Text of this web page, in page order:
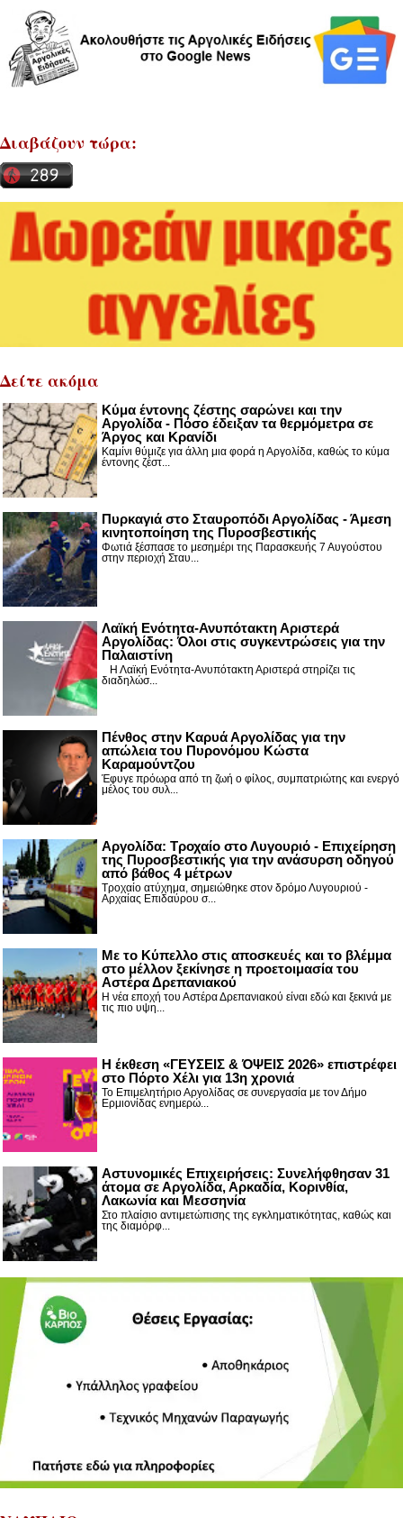
Διαβάζουν τώρα:
Δείτε ακόμα
Κύμα έντονης ζέστης σαρώνει και την
Αργολίδα - Πόσο έδειξαν τα θερμόμετρα σε
Άργος και Κρανίδι
Καμίνι θύμιζε για άλλη μια φορά η Αργολίδα, καθώς το κύμα
έντονης ζέστ...
Πυρκαγιά στο Σταυροπόδι Αργολίδας - Άμεση
κινητοποίηση της Πυροσβεστικής
Φωτιά ξέσπασε το μεσημέρι της Παρασκευής 7 Αυγούστου
στην περιοχή Σταυ...
Λαϊκή Ενότητα-Ανυπότακτη Αριστερά
Αργολίδας: Όλοι στις συγκεντρώσεις για την
Παλαιστίνη
Η Λαϊκή Ενότητα-Ανυπότακτη Αριστερά στηρίζει τις
διαδηλώσ...
Πένθος στην Καρυά Αργολίδας για την
απώλεια του Πυρονόμου Κώστα
Καραμούντζου
Έφυγε πρόωρα από τη ζωή ο φίλος, συμπατριώτης και ενεργό
μέλος του συλ...
Αργολίδα: Τροχαίο στο Λυγουριό - Επιχείρηση
της Πυροσβεστικής για την ανάσυρση οδηγού
από βάθος 4 μέτρων
Τροχαίο ατύχημα, σημειώθηκε στον δρόμο Λυγουριού -
Αρχαίας Επιδαύρου σ...
Με το Κύπελλο στις αποσκευές και το βλέμμα
στο μέλλον ξεκίνησε η προετοιμασία του
Αστέρα Δρεπανιακού
Η νέα εποχή του Αστέρα Δρεπανιακού είναι εδώ και ξεκινά με
τις πιο υψη...
Η έκθεση «ΓΕΥΣΕΙΣ & ΌΨΕΙΣ 2026» επιστρέφει
στο Πόρτο Χέλι για 13η χρονιά
Το Επιμελητήριο Αργολίδας σε συνεργασία με τον Δήμο
Ερμιονίδας ενημερώ...
Αστυνομικές Επιχειρήσεις: Συνελήφθησαν 31
άτομα σε Αργολίδα, Αρκαδία, Κορινθία,
Λακωνία και Μεσσηνία
Στο πλαίσιο αντιμετώπισης της εγκληματικότητας, καθώς και
της διαμόρφ...